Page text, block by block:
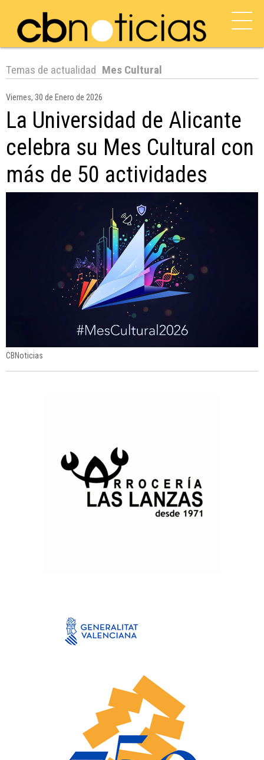
Temas de actualidad Mes Cultural
Viernes, 30 de Enero de 2026
La Universidad de Alicante
celebra su Mes Cultural con
más de 50 actividades
CBNoticias